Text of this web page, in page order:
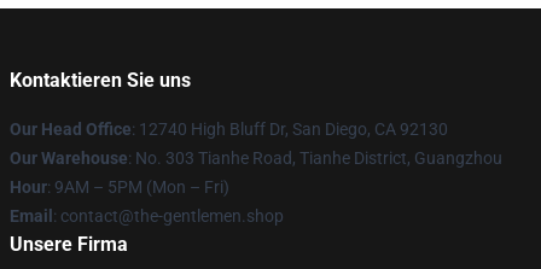
Kontaktieren Sie uns
Our Head Office: 12740 High Bluff Dr, San Diego, CA 92130
Our Warehouse: No. 303 Tianhe Road, Tianhe District, Guangzhou
Hour: 9AM – 5PM (Mon – Fri)
Email : contact@the-gentlemen.shop
Unsere Firma